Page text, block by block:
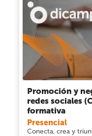
Promoción y
redes sociales
formativa
Presencial
Conecta, crea y